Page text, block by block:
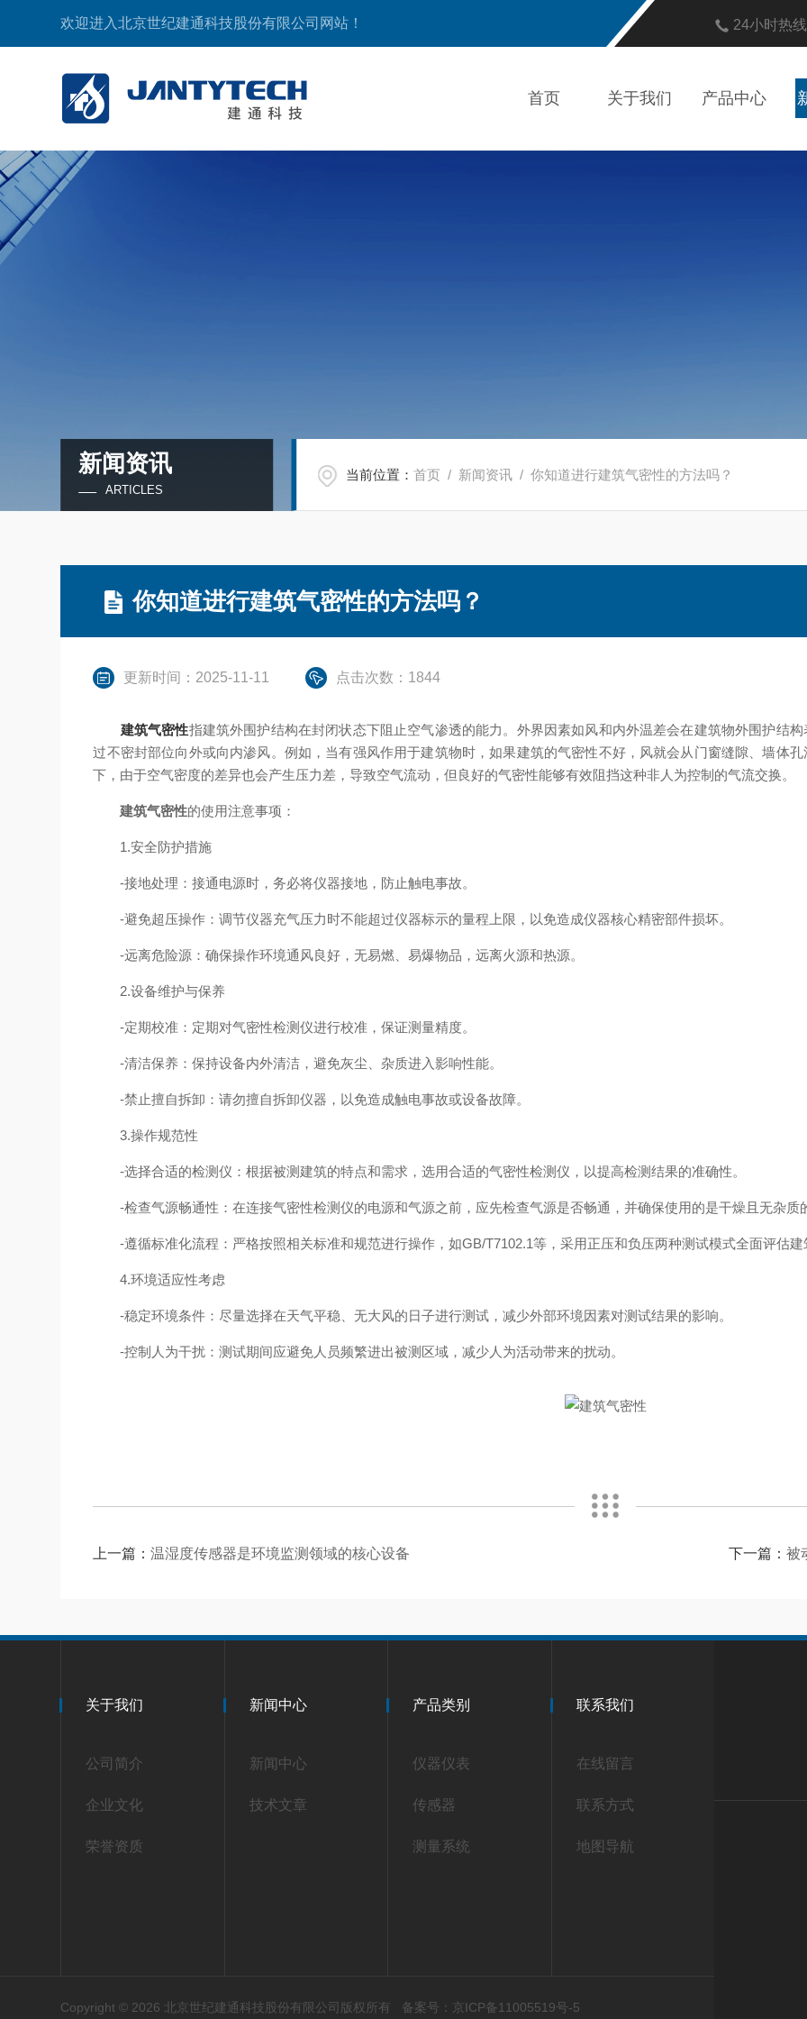
欢迎进入北京世纪建通科技股份有限公司网站！ 24小时热
首页 关于我们 产品中心
新闻资讯
ARTICLES
当前位置：首页 / 新闻资讯 / 你知道进行建筑气密性的方法吗？
你知道进行建筑气密性的方法吗？
更新时间：2025-11-11 点击次数：1844
建筑气密性指建筑外围护结构在封闭状态下阻止空气渗透的能力。外界因素如风和内外温差会在建筑物外围护结
过不密封部位向外或向内渗风。例如，当有强风作用于建筑物时，如果建筑的气密性不好，风就会从门窗缝隙、墙体
下，由于空气密度的差异也会产生压力差，导致空气流动，但良好的气密性能够有效阻挡这种非人为控制的气流交换。
建筑气密性的使用注意事项：
1.安全防护措施
-接地处理：接通电源时，务必将仪器接地，防止触电事故。
-避免超压操作：调节仪器充气压力时不能超过仪器标示的量程上限，以免造成仪器核心精密部件损坏。
-远离危险源：确保操作环境通风良好，无易燃、易爆物品，远离火源和热源。
2.设备维护与保养
-定期校准：定期对气密性检测仪进行校准，保证测量精度。
-清洁保养：保持设备内外清洁，避免灰尘、杂质进入影响性能。
-禁止擅自拆卸：请勿擅自拆卸仪器，以免造成触电事故或设备故障。
3.操作规范性
-选择合适的检测仪：根据被测建筑的特点和需求，选用合适的气密性检测仪，以提高检测结果的准确性。
-检查气源畅通性：在连接气密性检测仪的电源和气源之前，应先检查气源是否畅通，并确保使用的是干燥且无杂质
-遵循标准化流程：严格按照相关标准和规范进行操作，如GB/T7102.1等，采用正压和负压两种测试模式全面评估建
4.环境适应性考虑
-稳定环境条件：尽量选择在天气平稳、无大风的日子进行测试，减少外部环境因素对测试结果的影响。
-控制人为干扰：测试期间应避免人员频繁进出被测区域，减少人为活动带来的扰动。
上一篇：温湿度传感器是环境监测领域的核心设备 下一篇： 被
关于我们
公司简介
企业文化
荣誉资质
新闻中心
新闻中心
技术文章
产品类别
仪器仪表
传感器
测量系统
联系我们
在线留言
联系方式
地图导航
Copyright © 2026 北京世纪建通科技股份有限公司版权所有 备案号：京ICP备11005519号-5